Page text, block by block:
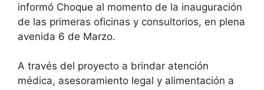
informó Choque al momento de la inauguración
de las primeras oficinas y consultorios, en plena
avenida 6 de Marzo.
A través del proyecto a brindar atención
médica, asesoramiento legal y alimentación a